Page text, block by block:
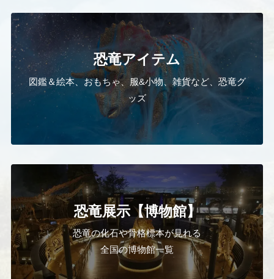
恐竜アイテム
図鑑＆絵本、おもちゃ、服&小物、雑貨など、恐竜グ
ッズ
恐竜展示【博物館】
恐竜の化石や骨格標本が見れる
全国の博物館一覧